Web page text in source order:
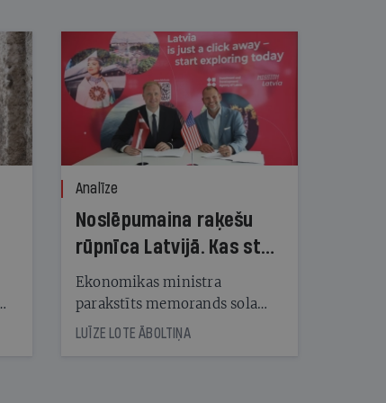
Analīze
Noslēpumaina raķešu
rūpnīca Latvijā. Kas stāv
aiz vērienīgā
priekšvēlēšanu
solījuma?
Ekonomikas ministra
parakstīts memorands sola
Latvijā būvēt artilērijas raķešu
rūpnīcu, taču ASV investoram
LUĪZE LOTE ĀBOLTIŅA